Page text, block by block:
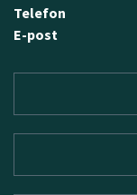
Telefon
E-post